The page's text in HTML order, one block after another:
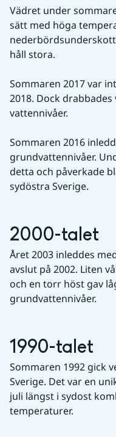
Vädret under
sätt med höga
håll stora.
Sommaren 2017 var
2018. Dock
vattennivåer.
Sommaren 2016
grundvattennivåer.
detta och påverkade
sydöstra Sverige.
2000-talet
Året 2003 inleddes
avslut på 2002. Liten
och en torr höst gav
grundvattennivåer.
1990-talet
Sommaren 1992 gick
Sverige. Det var en
juli längst i sydost
temperaturer.